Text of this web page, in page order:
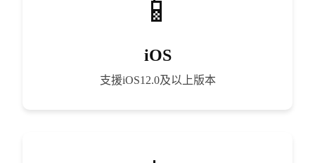
iOS
支援iOS12.0及以上版本